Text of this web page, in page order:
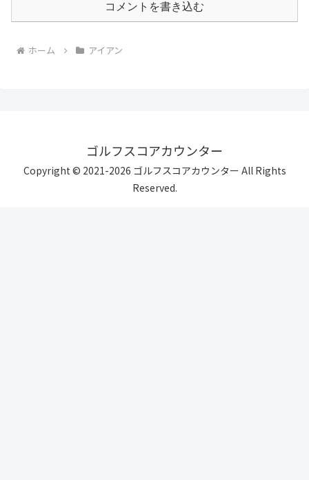
コメントを書き込む
ホーム アイアン
ゴルフスコアカウンター
Copyright © 2021-2026 ゴルフスコアカウンター All Rights
Reserved.